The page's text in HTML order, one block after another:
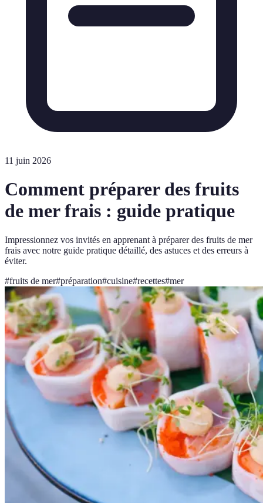
11 juin 2026
Comment préparer des fruits
de mer frais : guide pratique
Impressionnez vos invités en apprenant à préparer des fruits de mer
frais avec notre guide pratique détaillé, des astuces et des erreurs à
éviter.
#fruits de mer#préparation#cuisine#recettes#mer